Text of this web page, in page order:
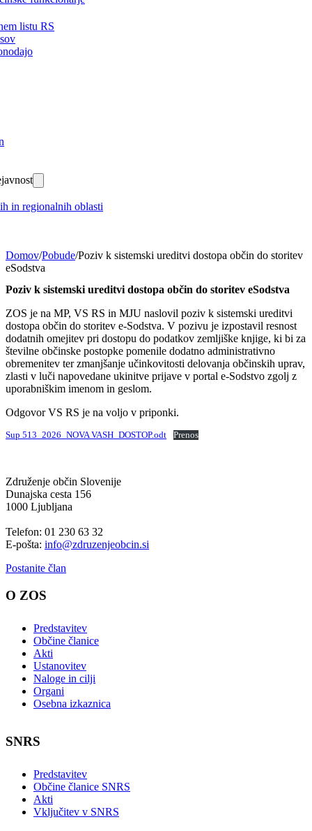
listu RS
in regionalnih oblasti
Domov/Pobude/Poziv k sistemski ureditvi dostopa občin do storitev
eSodstva
Poziv k sistemski ureditvi dostopa občin do storitev eSodstva
ZOS je na MP, VS RS in MJU naslovil poziv k sistemski ureditvi
dostopa občin do storitev e‑Sodstva. V pozivu je izpostavil resnost
dodatnih omejitev pri dostopu do podatkov zemljiške knjige, ki bi za
številne občinske postopke pomenile dodatno administrativno
obremenitev ter zmanjšanje učinkovitosti delovanja občinskih uprav,
zlasti v luči napovedane ukinitve prijave v portal e‑Sodstvo zgolj z
uporabniškim imenom in geslom.
Odgovor VS RS je na voljo v priponki.
Sup 513_2026_NOVA VASH_DOSTOP.odt Prenos
Združenje občin Slovenije
Dunajska cesta 156
1000 Ljubljana
Telefon: 01 230 63 32
E-pošta: info@zdruzenjeobcin.si
Postanite član
O ZOS
Predstavitev
Občine članice
Akti
Ustanovitev
Naloge in cilji
Organi
Osebna izkaznica
SNRS
Predstavitev
Občine članice SNRS
Akti
Vključitev v SNRS